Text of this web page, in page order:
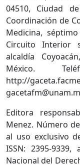
04510, Ciudad
Coordinación de
Medicina,
Circuito Interior
alcaldía
México.
http://
Editora
Menez. Número
al uso exclusivo
ISSN: 2395-
Nacional del